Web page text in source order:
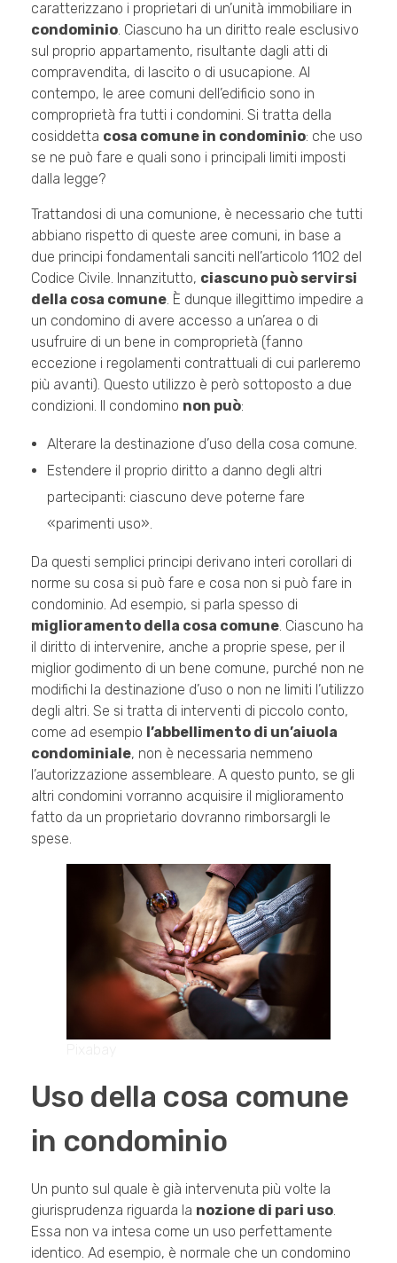
caratterizzano i proprietari di un’unità immobiliare in
condominio . Ciascuno ha un diritto reale esclusivo
sul proprio appartamento, risultante dagli atti di
compravendita, di lascito o di usucapione. Al
contempo, le aree comuni dell’edificio sono in
comproprietà fra tutti i condomini. Si tratta della
cosiddetta cosa comune in condominio: che uso
se ne può fare e quali sono i principali limiti imposti
dalla legge?
Trattandosi di una comunione, è necessario che tutti
abbiano rispetto di queste aree comuni, in base a
due principi fondamentali sanciti nell’articolo 1102 del
Codice Civile. Innanzitutto, ciascuno può servirsi
della cosa comune . È dunque illegittimo impedire a
un condomino di avere accesso a un’area o di
usufruire di un bene in comproprietà (fanno
eccezione i regolamenti contrattuali di cui parleremo
più avanti). Questo utilizzo è però sottoposto a due
condizioni. Il condomino non può:
Alterare la destinazione d’uso della cosa comune.
Estendere il proprio diritto a danno degli altri
partecipanti: ciascuno deve poterne fare
«parimenti uso».
Da questi semplici principi derivano interi corollari di
norme su cosa si può fare e cosa non si può fare in
condominio. Ad esempio, si parla spesso di
miglioramento della cosa comune . Ciascuno ha
il diritto di intervenire, anche a proprie spese, per il
miglior godimento di un bene comune, purché non ne
modifichi la destinazione d’uso o non ne limiti l’utilizzo
degli altri. Se si tratta di interventi di piccolo conto,
come ad esempio l’abbellimento di un’aiuola
condominiale, non è necessaria nemmeno
l’autorizzazione assembleare. A questo punto, se gli
altri condomini vorranno acquisire il miglioramento
fatto da un proprietario dovranno rimborsargli le
spese.
Uso della cosa comune
in condominio
Un punto sul quale è già intervenuta più volte la
giurisprudenza riguarda la nozione di pari uso.
Essa non va intesa come un uso perfettamente
identico. Ad esempio, è normale che un condomino